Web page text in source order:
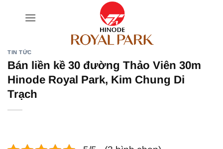
TIN TỨC
Bán liền kề 30 đường Thảo Viên 30m
Hinode Royal Park, Kim Chung Di
Trạch